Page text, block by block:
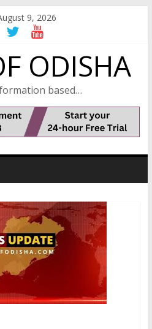
9, 2026
ODISHA
based…